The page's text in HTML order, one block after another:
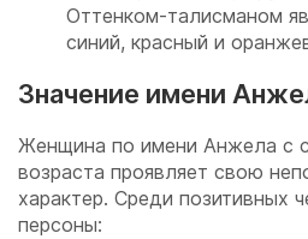
Оттенком-талисманом
синий, красный и
Значение имени
Женщина по имени Анжела с
возраста проявляет свою
характер. Среди позитивных
персоны: